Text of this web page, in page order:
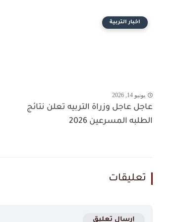
اخبار التربية
يونيو 14, 2026
عاجل عاجل وزراة التربيه تعلن نتائج
الطلبه المسرعين 2026
تعليقات
إرسال تعليق